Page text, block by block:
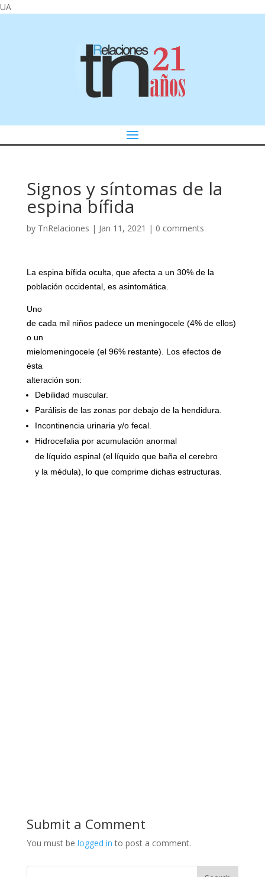
UA
Signos y síntomas de la
espina bífida
by TnRelaciones | Jan 11, 2021 | 0 comments
La espina bífida oculta, que afecta a un 30% de la
población occidental, es asintomática.
Uno
de cada mil niños padece un meningocele (4% de ellos)
o un
mielomeningocele (el 96% restante). Los efectos de
ésta
alteración son:
Debilidad muscular.
Parálisis de las zonas por debajo de la hendidura.
Incontinencia urinaria y/o fecal.
Hidrocefalia por acumulación anormal
de líquido espinal (el líquido que baña el cerebro
y la médula), lo que comprime dichas estructuras.
Submit a Comment
You must be logged in to post a comment.